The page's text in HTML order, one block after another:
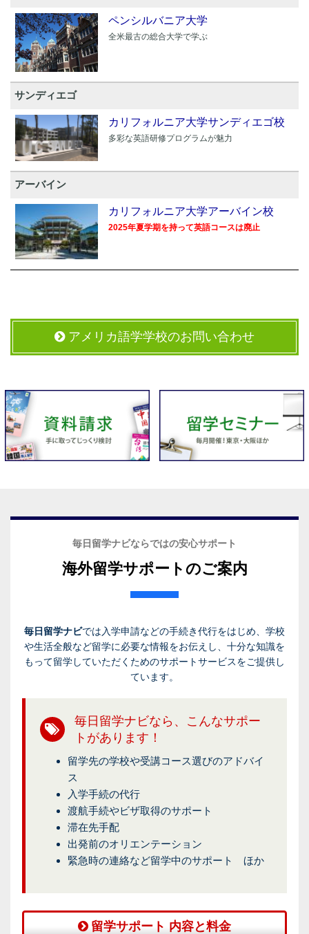
ペンシルバニア大学
全米最古の総合大学で学ぶ
サンディエゴ
カリフォルニア大学サンディエゴ校
多彩な英語研修プログラムが魅力
アーバイン
カリフォルニア大学アーバイン校
2025年夏学期を持って英語コースは廃止
アメリカ語学学校のお問い合わせ
毎日留学ナビならではの安心サポート
海外留学サポートのご案内
毎日留学ナビでは入学申請などの手続き代行をはじめ、学校
や生活全般など留学に必要な情報をお伝えし、十分な知識を
もって留学していただくためのサポートサービスをご提供し
ています。
毎日留学ナビなら、こんなサポー
トがあります！
留学先の学校や受講コース選びのアドバイ
ス
入学手続の代行
渡航手続やビザ取得のサポート
滞在先手配
出発前のオリエンテーション
緊急時の連絡など留学中のサポート ほか
留学サポート 内容と料金